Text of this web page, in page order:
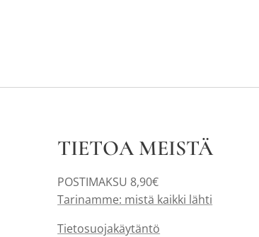
TIETOA MEISTÄ
POSTIMAKSU 8,90€
Tarinamme: mistä kaikki lähti
Tietosuojakäytäntö